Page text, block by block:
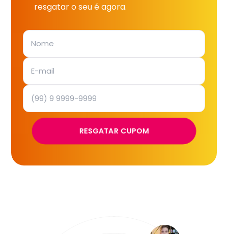
resgatar o seu é agora.
RESGATAR CUPOM